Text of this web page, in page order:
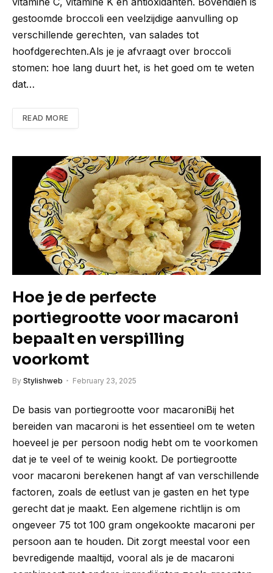
gestoomde broccoli een veelzijdige aanvulling op
verschillende gerechten, van salades tot
hoofdgerechten.Als je je afvraagt over broccoli
stomen: hoe lang duurt het, is het goed om te weten
dat…
READ MORE
Hoe je de perfecte
portiegrootte voor macaroni
bepaalt en verspilling
voorkomt
By Stylishweb February 23, 2025
De basis van portiegrootte voor macaroniBij het
bereiden van macaroni is het essentieel om te weten
hoeveel je per persoon nodig hebt om te voorkomen
dat je te veel of te weinig kookt. De portiegrootte
voor macaroni berekenen hangt af van verschillende
factoren, zoals de eetlust van je gasten en het type
gerecht dat je maakt. Een algemene richtlijn is om
ongeveer 75 tot 100 gram ongekookte macaroni per
persoon aan te houden. Dit zorgt meestal voor een
bevredigende maaltijd, vooral als je de macaroni